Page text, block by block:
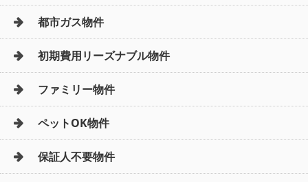
都市ガス物件
初期費用リーズナブル物件
ファミリー物件
ペットOK物件
保証人不要物件